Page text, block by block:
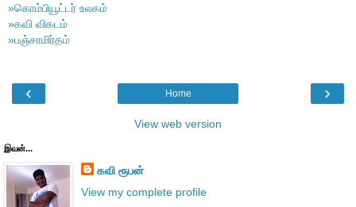
»கொம்பியூட்டர் உலகம்
»கவி விகடம்
»பஞ்சாமிர்தம்
‹ ›
Home
View web version
இவன்...
கவி ரூபன்
View my complete profile